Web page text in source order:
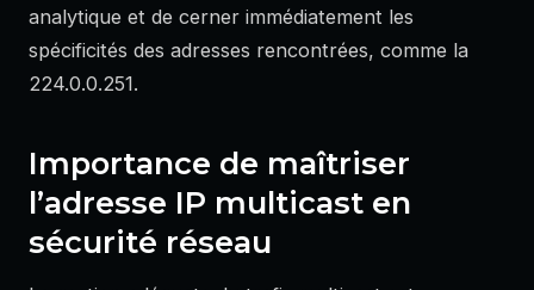
analytique et de cerner immédiatement les
spécificités des adresses rencontrées, comme la
224.0.0.251.
Importance de maîtriser
l’adresse IP multicast en
sécurité réseau